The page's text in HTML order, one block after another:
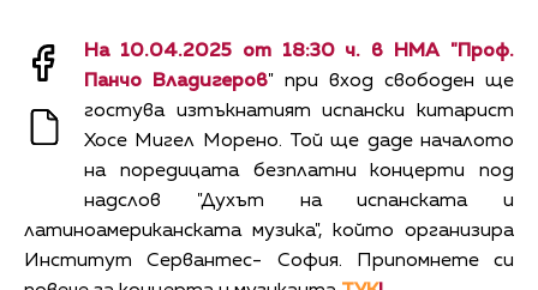
На 10.04.2025 от 18:30 ч. в НМА "Проф.
Панчо Владигеров" при вход свободен ще
гостува изтъкнатият испански китарист
Хосе Мигел Морено. Той ще даде началото
на поредицата безплатни концерти под
надслов "Духът на испанската и
латиноамериканската музика", който организира
Институт Сервантес- София. Припомнете си